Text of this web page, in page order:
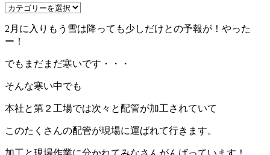
2月に入りもう雪は降っても少しだけとの予報が！やった
ー！
でもまだまだ寒いです・・・
そんな寒い中でも
本社と第２工場では次々と配管が加工されていて
このたくさんの配管が現場に運ばれて行きます。
加工と現場作業に分かれてみなさんがんばっています！